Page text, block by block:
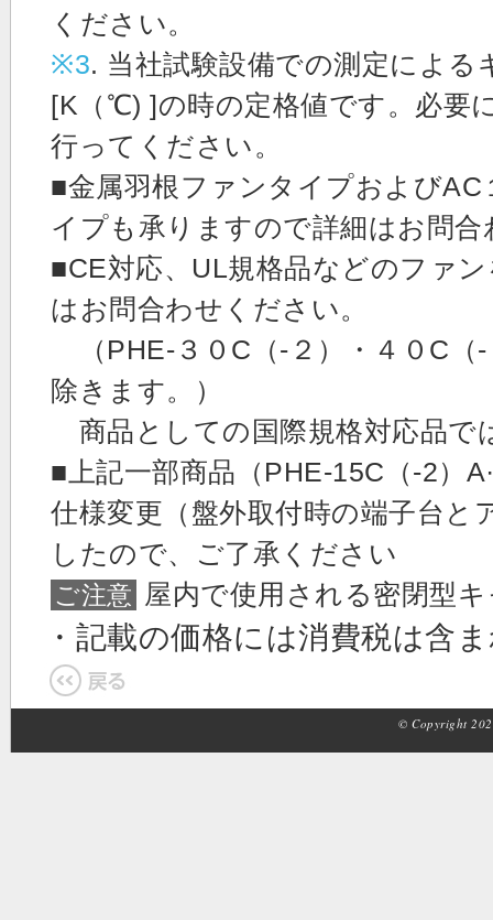
ください。
※3. 当社試験設備での測定によ
[K（℃) ]の時の定格値です。必要
行ってください。
■金属羽根ファンタイプおよび
イプも承りますので詳細はお問
■CE対応、UL規格品などのファ
はお問合わせください。
（PHE-３０C（-２）・４０C（
除きます。）
商品としての国際規格対応品で
■上記一部商品（PHE-15C（-2）
仕様変更（盤外取付時の端子台
したので、ご了承ください
ご注意 屋内で使用される密閉型
・記載の価格には消費税は含
© Copyright